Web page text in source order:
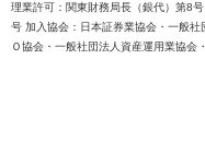
理業許可：関東財務局長（銀代）第8
号 加入協会：日本証券業協会・一般
Ｏ協会・一般社団法人資産運用業協